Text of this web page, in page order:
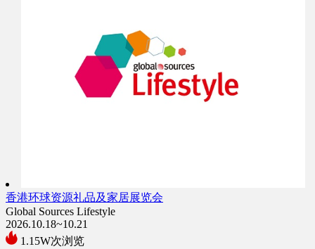
香港环球资源礼品及家居展览会
Global Sources Lifestyle
2026.10.18~10.21
1.15W次浏览